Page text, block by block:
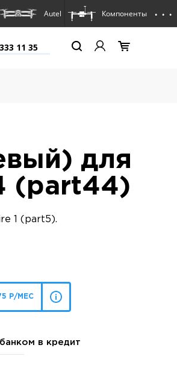
Autel Компоненты . . .
11 35
для
(part44)
1 (part5).
Р/МЕС
в кредит